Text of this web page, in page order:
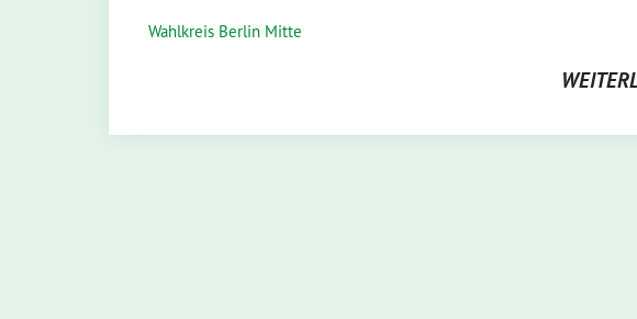
Wahlkreis Berlin Mitte